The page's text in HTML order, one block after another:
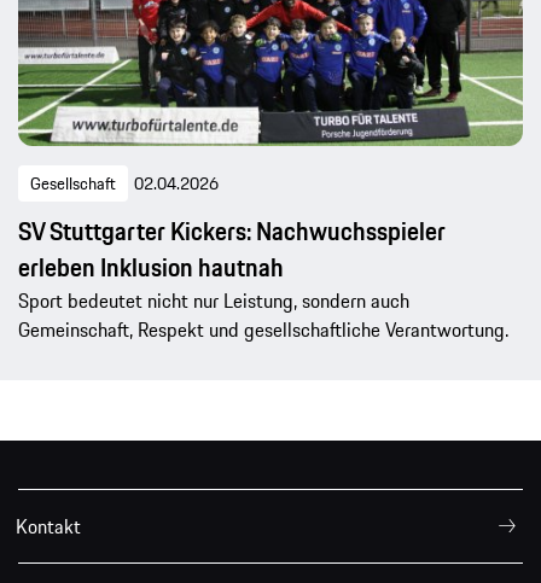
Gesellschaft 02.04.2026
SV Stuttgarter Kickers: Nachwuchsspieler
erleben Inklusion hautnah
Sport bedeutet nicht nur Leistung, sondern auch
Gemeinschaft, Respekt und gesellschaftliche Verantwortung.
Kontakt